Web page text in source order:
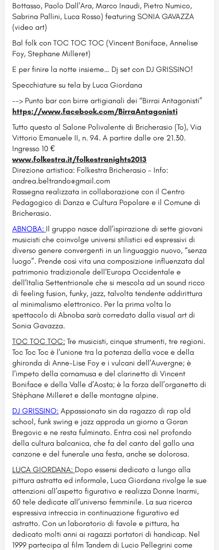
Bottasso, Paolo Dall’Ara, Marco Inaudi, Pietro Numico,
Sabrina Pallini, Luca Rosso) featuring SONIA GAVAZZA
(video art)
Bal folk con TOC TOC TOC (Vincent Boniface, Annelise
Foy, Stephane Milleret)
E per finire la notte insieme… Dj set con DJ GRISSINO!
Specchiature su tela by Luca Giordana
--> Punto bar con birre artigianali dei “Birrai Antagonisti”
https://www.facebook.com/BirraAntagonisti
Tutto questo al Salone Polivalente di Bricherasio (To), Via
Vittorio Emanuele II, n. 94. A partire dalle ore 21.30.
Ingresso 10 €
www.folkestra.it/folkestranights2013
Direzione artistica: Folkestra Bricherasio - Info:
andrea.beltrando@gmail.com
Rassegna realizzata in collaborazione con il Centro
Pedagogico di Danza e Cultura Popolare e il Comune di
Bricherasio.
ABNOBA: Il gruppo nasce dall’ispirazione di sette giovani
musicisti che coinvolge universi stilistici ed espressivi di
diverso genere convergenti in un linguaggio nuovo, “senza
luogo”. Prende così vita una composizione influenzata dal
patrimonio tradizionale dell’Europa Occidentale e
dell’Italia Settentrionale che si mescola ad un sound ricco
di feeling fusion, funky, jazz, talvolta tendente addirittura
al minimalismo elettronico. Per la prima volta lo
spettacolo di Abnoba sarà corredato dalla visual art di
Sonia Gavazza.
TOC TOC TOC: Tre musicisti, cinque strumenti, tre regioni.
Toc Toc Toc è l’unione tra la potenza della voce e della
ghironda di Anne-Lise Foy e i vulcani dell’Auvergne; è
l’impeto della cornamusa e del clarinetto di Vincent
Boniface e della Valle d’Aosta; è la forza dell’organetto di
Stéphane Milleret e delle montagne alpine.
DJ GRISSINO: Appassionato sin da ragazzo di rap old
school, funk swing e jazz approda un giorno a Goran
Bregovic e ne resta fulminato. Entra così nel profondo
della cultura balcanica, che fa del canto del gallo una
canzone e del funerale una festa, anche se dolorosa.
LUCA GIORDANA: Dopo essersi dedicato a lungo alla
pittura astratta ed informale, Luca Giordana rivolge le sue
attenzioni all’aspetto figurativo e realizza Donne Inarmi,
60 tele dedicate all’universo femminile. La sua ricerca
espressiva intreccia in continuazione figurativo ed
astratto. Con un laboratorio di favole e pittura, ha
dedicato molti anni ai ragazzi portatori di handicap. Nel
1999 partecipa al film Tandem di Lucio Pellegrini come